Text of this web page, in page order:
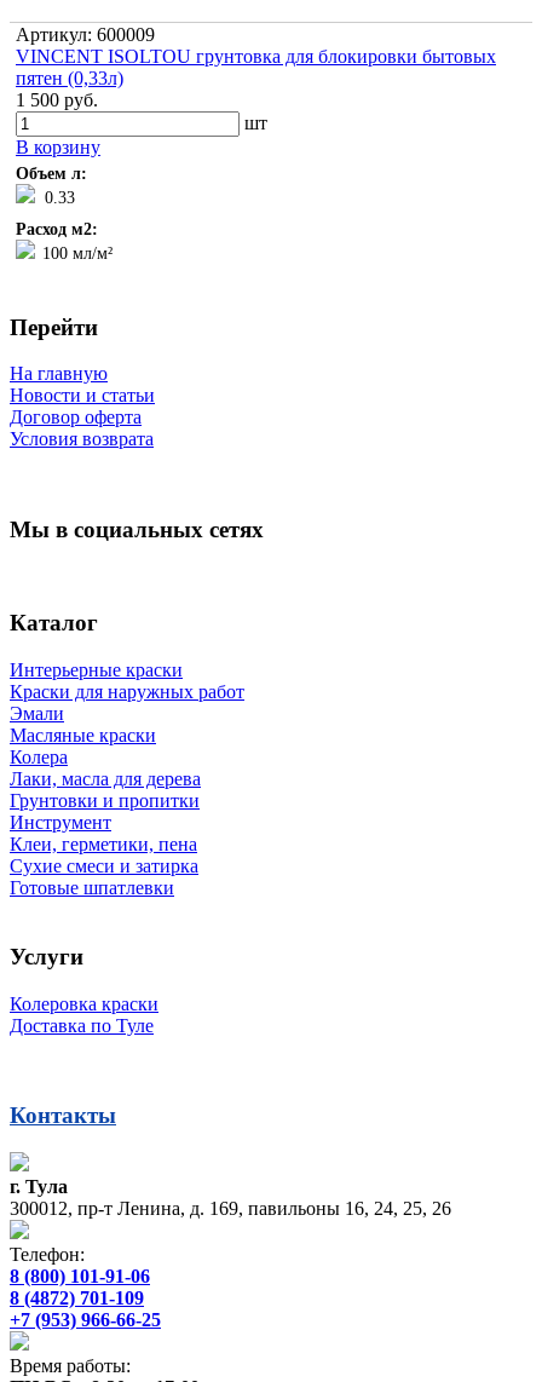
Артикул: 600009
VINCENT ISOLTOU грунтовка для блокировки бытовых
пятен (0,33л)
1 500 руб.
шт
В корзину
Объем л:
0.33
Расход м2:
100 мл/м²
Перейти
На главную
Новости и статьи
Договор оферта
Условия возврата
Мы в социальных сетях
Каталог
Интерьерные краски
Краски для наружных работ
Эмали
Масляные краски
Колера
Лаки, масла для дерева
Грунтовки и пропитки
Инструмент
Клеи, герметики, пена
Сухие смеси и затирка
Готовые шпатлевки
Услуги
Колеровка краски
Доставка по Туле
Контакты
г. Тула
300012, пр-т Ленина, д. 169, павильоны 16, 24, 25, 26
Телефон:
8 (800) 101-91-06
8 (4872) 701-109
+7 (953) 966-66-25
Время работы: